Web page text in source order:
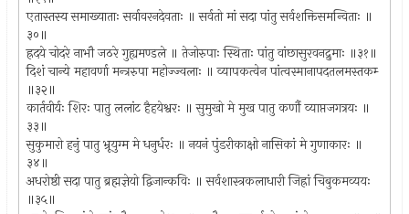
एतास्तस्य समाख्याताः सर्वावरनदेवताः ॥ सर्वतो मां सदा पांतु सर्वशक्तिसमन्विताः ॥
३०॥
ह्रदये चोदरे नाभौ जठरे गुह्यमण्डले ॥ तेजोरुपाः स्थिताः पांतु वांछासुरवनद्रुमाः ॥३१॥
दिशं चान्ये महावर्णा मन्त्ररुपा महोज्ज्वलाः ॥ व्यापकत्वेन पांत्वस्मानापदतलमस्तकम्‍
॥३२॥
कार्तवीर्यः शिरः पातु ललांट हैहयेश्वरः ॥ सुमुखो मे मुख पातु कर्णौ व्याप्तजगत्रयः ॥
३३॥
सुकुमारो हनुं पातु भ्रूयुग्म मे धनुर्धरः ॥ नयनं पुंडरीकाक्षो नासिकां मे गुणाकारः ॥
३४॥
अधरोष्ठी सदा पातु ब्रह्मज्ञेयो द्विजान्कविः ॥ सर्वशास्त्रकलाधारी जिह्रां चिबुकमव्ययः
॥३५॥